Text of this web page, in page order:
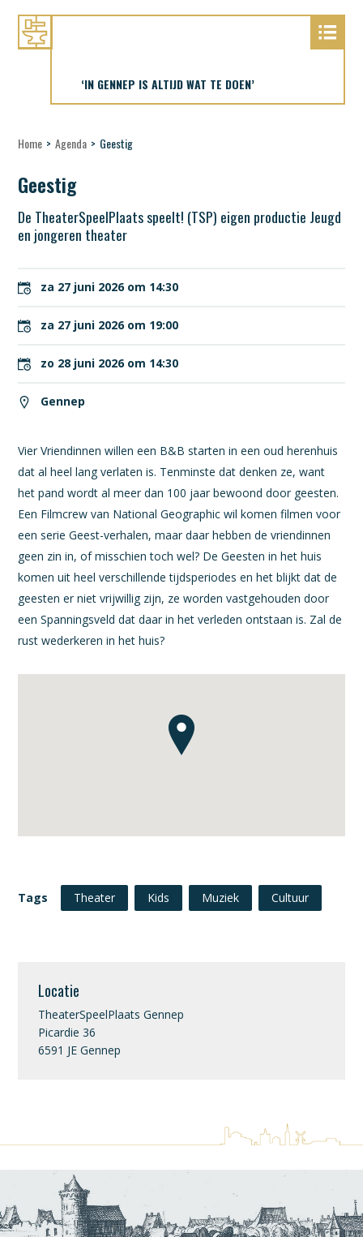
‘IN GENNEP IS ALTIJD WAT TE DOEN’
Home > Agenda > Geestig
Geestig
De TheaterSpeelPlaats speelt! (TSP) eigen productie Jeugd
en jongeren theater
za 27 juni 2026 om 14:30
za 27 juni 2026 om 19:00
zo 28 juni 2026 om 14:30
Gennep
Vier Vriendinnen willen een B&B starten in een oud herenhuis
dat al heel lang verlaten is. Tenminste dat denken ze, want
het pand wordt al meer dan 100 jaar bewoond door geesten.
Een Filmcrew van National Geographic wil komen filmen voor
een serie Geest-verhalen, maar daar hebben de vriendinnen
geen zin in, of misschien toch wel? De Geesten in het huis
komen uit heel verschillende tijdsperiodes en het blijkt dat de
geesten er niet vrijwillig zijn, ze worden vastgehouden door
een Spanningsveld dat daar in het verleden ontstaan is. Zal de
rust wederkeren in het huis?
Tags Theater Kids Muziek Cultuur
Locatie
TheaterSpeelPlaats Gennep
Picardie 36
6591 JE Gennep